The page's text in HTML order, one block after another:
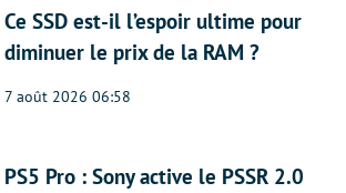
Ce SSD est-il l’espoir ultime pour
diminuer le prix de la RAM ?
7 août 2026 06:58
PS5 Pro : Sony active le PSSR 2.0